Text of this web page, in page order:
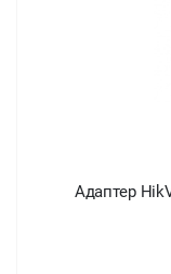
Адаптер